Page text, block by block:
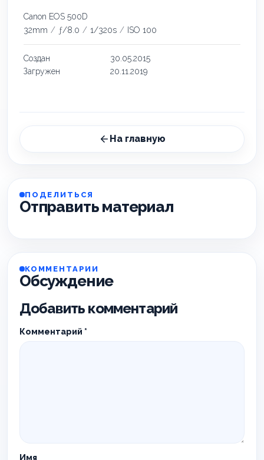
Canon EOS 500D
32mm / ƒ/8.0 / 1/320s / ISO 100
Создан
30.05.2015
Загружен
20.11.2019
На главную
ПОДЕЛИТЬСЯ
Отправить материал
КОММЕНТАРИИ
Обсуждение
Добавить комментарий
Комментарий *
Имя